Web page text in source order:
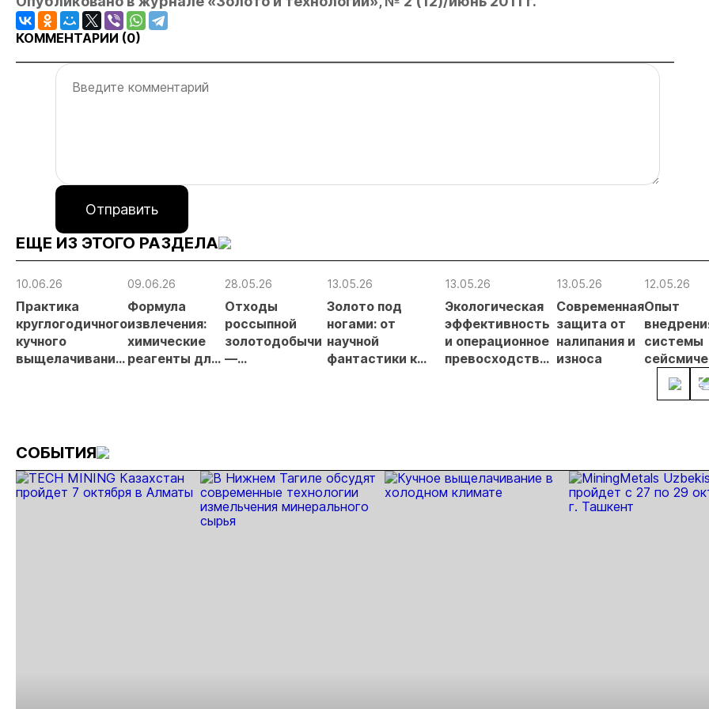
КОММЕНТАРИИ (0)
Отправить
ЕЩЕ ИЗ ЭТОГО РАЗДЕЛА
10.06.26
Практика
круглогодичного
кучного
выщелачивания
09.06.26
Формула
извлечения:
химические
реагенты для
28.05.26
Отходы
россыпной
золотодобычи
—
13.05.26
Золото под
ногами: от
научной
фантастики к
13.05.26
Экологическая
эффективность
и операционное
превосходство:
13.05.26
Современная
защита от
налипания и
износа
12.05.26
Опыт
системы
контроля
СОБЫТИЯ